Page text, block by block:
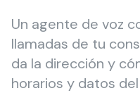
Un agente de voz
llamadas de tu
da la dirección y
horarios y datos